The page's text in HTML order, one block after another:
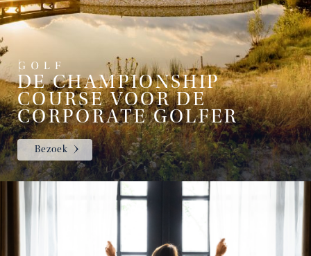
DE CHAMPIONSHIP
COURSE VOOR DE
CORPORATE GOLFER
Bezoek